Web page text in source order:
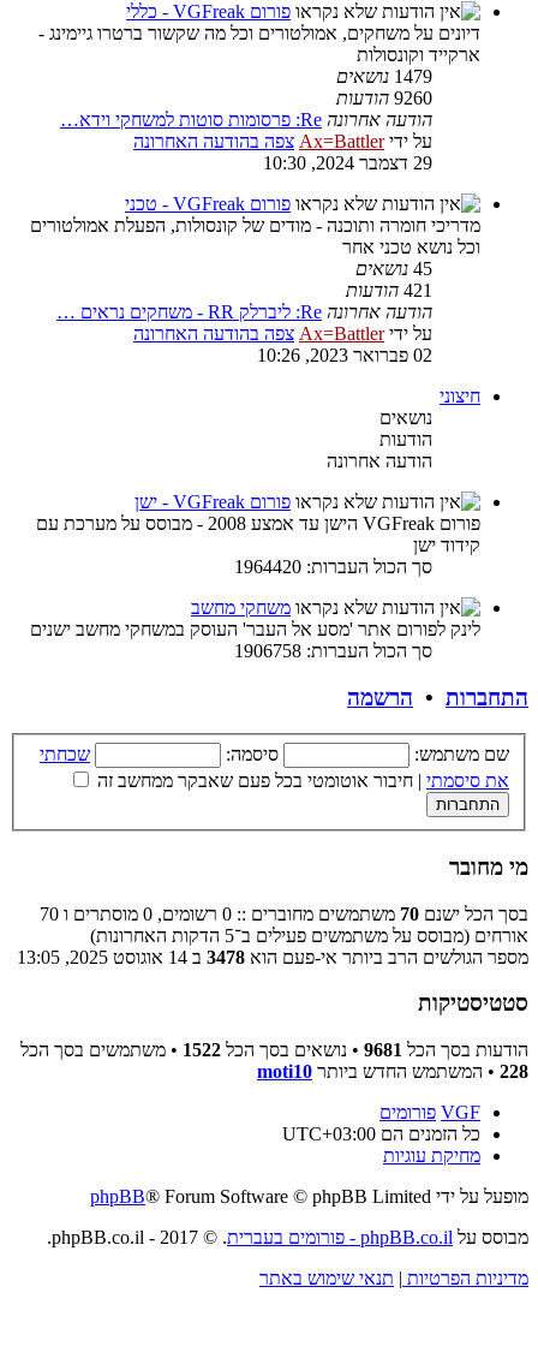
פורום VGFreak - כללי
דיונים על משחקים, אמולטורים וכל מה שקשור ברטרו גיימינג -
ארקייד וקונסולות
1479 נושאים
9260 הודעות
הודעה אחרונה Re: פרסומות סוטות למשחקי וידא…
על ידיAx=Battler צפה בהודעה האחרונה
29 דצמבר 2024, 10:30
פורום VGFreak - טכני
מדריכי חומרה ותוכנה - מודים של קונסולות, הפעלת אמולטורים
וכל נושא טכני אחר
45 נושאים
421 הודעות
הודעה אחרונה Re: ליברלק RR - משחקים נראים …
על ידיAx=Battler צפה בהודעה האחרונה
02 פברואר 2023, 10:26
חיצוני
נושאים
הודעות
הודעה אחרונה
פורום VGFreak - ישן
פורום VGFreak הישן עד אמצע 2008 - מבוסס על מערכת עם
קידוד ישן
סך הכול העברות: 1964420
משחקי מחשב
לינק לפורום אתר 'מסע אל העבר' העוסק במשחקי מחשב ישנים
סך הכול העברות: 1906758
התחברות • הרשמה
שם משתמש: סיסמה:
שכחתי
את סיסמתי | חיבור אוטומטי בכל פעם שאבקר ממחשב זה
מי מחובר
בסך הכל ישנם 70
משתמשים מחוברים :: 0 רשומים, 0 מוסתרים ו 70
אורחים (מבוסס על משתמשים פעילים ב־5 הדקות האחרונות)
מספר הגולשים הרב ביותר אי-פעם הוא 3478 ב 14 אוגוסט 2025, 13:05
סטטיסטיקות
הודעות בסך הכל 9681 • נושאים בסך הכל 1522 • משתמשים בסך הכל
228 • המשתמש החדש ביותר moti10
VGF פורומים
כל הזמנים הם UTC+03:00
מחיקת עוגיות
מופעל על ידי
phpBB® Forum Software © phpBB Limited
מבוסס על phpBB.co.il - פורומים בעברית
. © 2017 - phpBB.co.il.
מדיניות הפרטיות | תנאי שימוש באתר